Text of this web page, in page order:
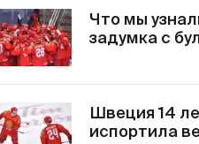
Что мы
задумка с
Швеция 14
испортила